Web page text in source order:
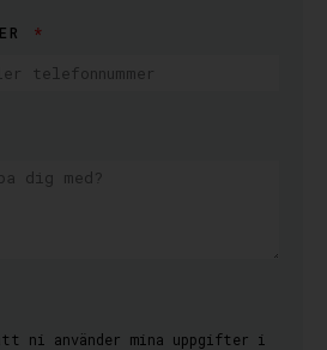
ni använder mina uppgifter i